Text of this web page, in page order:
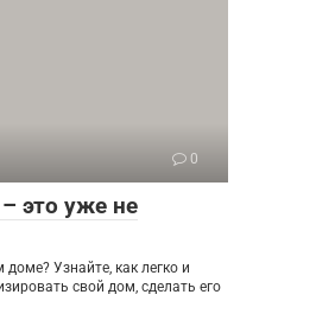
0
это уже не
Узнайте, как легко и
свой дом, сделать его